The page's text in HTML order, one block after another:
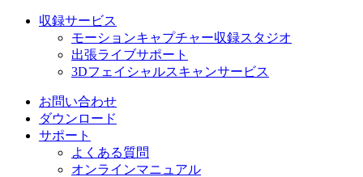
収録サービス
モーションキャプチャー収録スタジオ
出張ライブサポート
3Dフェイシャルスキャンサービス
お問い合わせ
ダウンロード
サポート
よくある質問
オンラインマニュアル